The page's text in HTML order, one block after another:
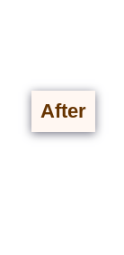
After